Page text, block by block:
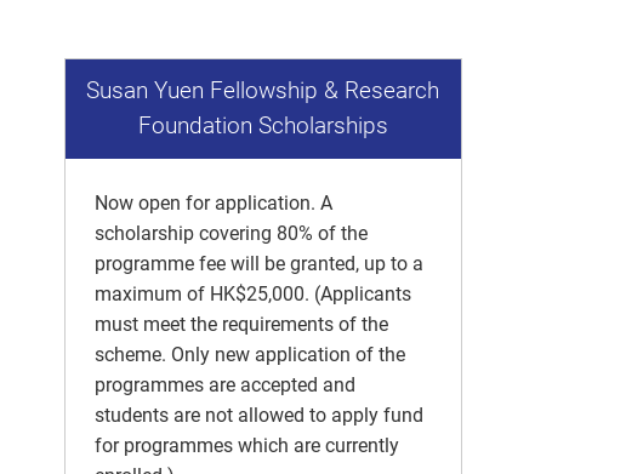
Susan Yuen Fellowship & Research
Foundation Scholarships
Now open for application. A
scholarship covering 80% of the
programme fee will be granted, up to a
maximum of HK$25,000. (Applicants
must meet the requirements of the
scheme. Only new application of the
programmes are accepted and
students are not allowed to apply fund
for programmes which are currently